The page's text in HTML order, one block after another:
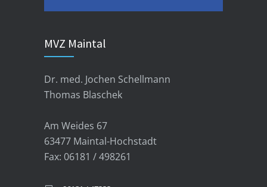
MVZ Maintal
Dr. med. Jochen Schellmann
Thomas Blaschek
Am Weides 67
63477 Maintal-Hochstadt
Fax: 06181 / 498261